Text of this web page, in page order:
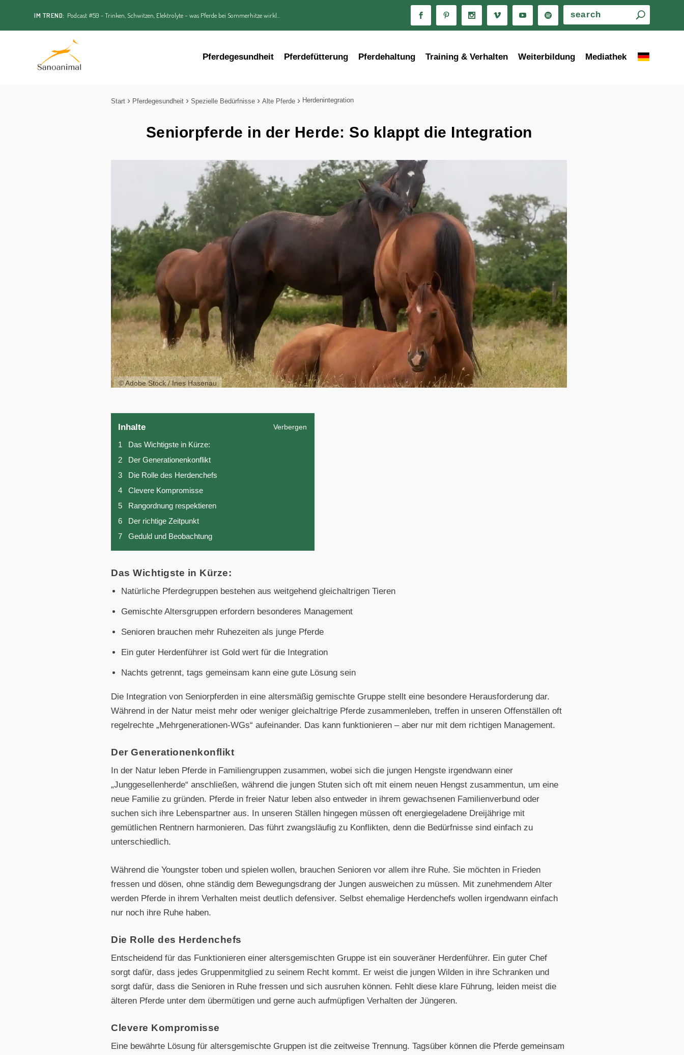
IM TREND: Podcast #59 - Trinken, Schwitzen, Elektrolyte – was Pferde bei Sommerhitze wirkl...
Pferdegesundheit Pferdefütterung Pferdehaltung Training & Verhalten Weiterbildung Mediathek
Start Pferdegesundheit Spezielle Bedürfnisse Alte Pferde Herdenintegration
Seniorpferde in der Herde: So klappt die Integration
© Adobe Stock / Ines Hasenau
Inhalte Verbergen
1
Das Wichtigste in Kürze:
2
Der Generationenkonflikt
3
Die Rolle des Herdenchefs
4
Clevere Kompromisse
5
Rangordnung respektieren
6
Der richtige Zeitpunkt
7
Geduld und Beobachtung
Das Wichtigste in Kürze:
Natürliche Pferdegruppen bestehen aus weitgehend gleichaltrigen Tieren
Gemischte Altersgruppen erfordern besonderes Management
Senioren brauchen mehr Ruhezeiten als junge Pferde
Ein guter Herdenführer ist Gold wert für die Integration
Nachts getrennt, tags gemeinsam kann eine gute Lösung sein
Die Integration von Seniorpferden in eine altersmäßig gemischte Gruppe stellt eine besondere Herausforderung dar.
Während in der Natur meist mehr oder weniger gleichaltrige Pferde zusammenleben, treffen in unseren Offenställen oft
regelrechte „Mehrgenerationen-WGs“ aufeinander. Das kann funktionieren – aber nur mit dem richtigen Management.
Der Generationenkonflikt
In der Natur leben Pferde in Familiengruppen zusammen, wobei sich die jungen Hengste irgendwann einer
„Junggesellenherde“ anschließen, während die jungen Stuten sich oft mit einem neuen Hengst zusammentun, um eine
neue Familie zu gründen. Pferde in freier Natur leben also entweder in ihrem gewachsenen Familienverbund oder
suchen sich ihre Lebenspartner aus. In unseren Ställen hingegen müssen oft energiegeladene Dreijährige mit
gemütlichen Rentnern harmonieren. Das führt zwangsläufig zu Konflikten, denn die Bedürfnisse sind einfach zu
unterschiedlich.
Während die Youngster toben und spielen wollen, brauchen Senioren vor allem ihre Ruhe. Sie möchten in Frieden
fressen und dösen, ohne ständig dem Bewegungsdrang der Jungen ausweichen zu müssen. Mit zunehmendem Alter
werden Pferde in ihrem Verhalten meist deutlich defensiver. Selbst ehemalige Herdenchefs wollen irgendwann einfach
nur noch ihre Ruhe haben.
Die Rolle des Herdenchefs
Entscheidend für das Funktionieren einer altersgemischten Gruppe ist ein souveräner Herdenführer. Ein guter Chef
sorgt dafür, dass jedes Gruppenmitglied zu seinem Recht kommt. Er weist die jungen Wilden in ihre Schranken und
sorgt dafür, dass die Senioren in Ruhe fressen und sich ausruhen können. Fehlt diese klare Führung, leiden meist die
älteren Pferde unter dem übermütigen und gerne auch aufmüpfigen Verhalten der Jüngeren.
Clevere Kompromisse
Eine bewährte Lösung für altersgemischte Gruppen ist die zeitweise Trennung. Tagsüber können die Pferde gemeinsam